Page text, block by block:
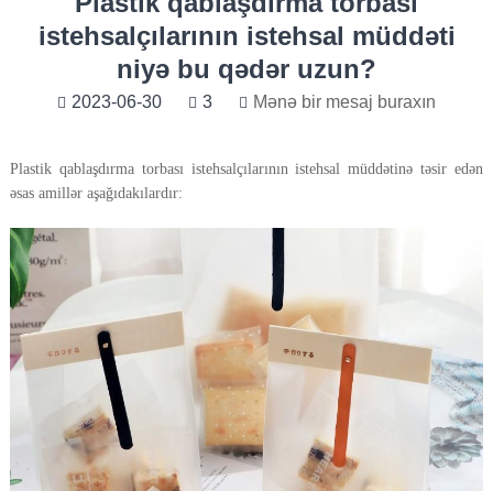
istehsalçılarının istehsal müddəti
niyə bu qədər uzun?
2023-06-30 3 Mənə bir mesaj buraxın
Plastik qablaşdırma torbası istehsalçılarının istehsal müddətinə təsir edən
əsas amillər aşağıdakılardır: